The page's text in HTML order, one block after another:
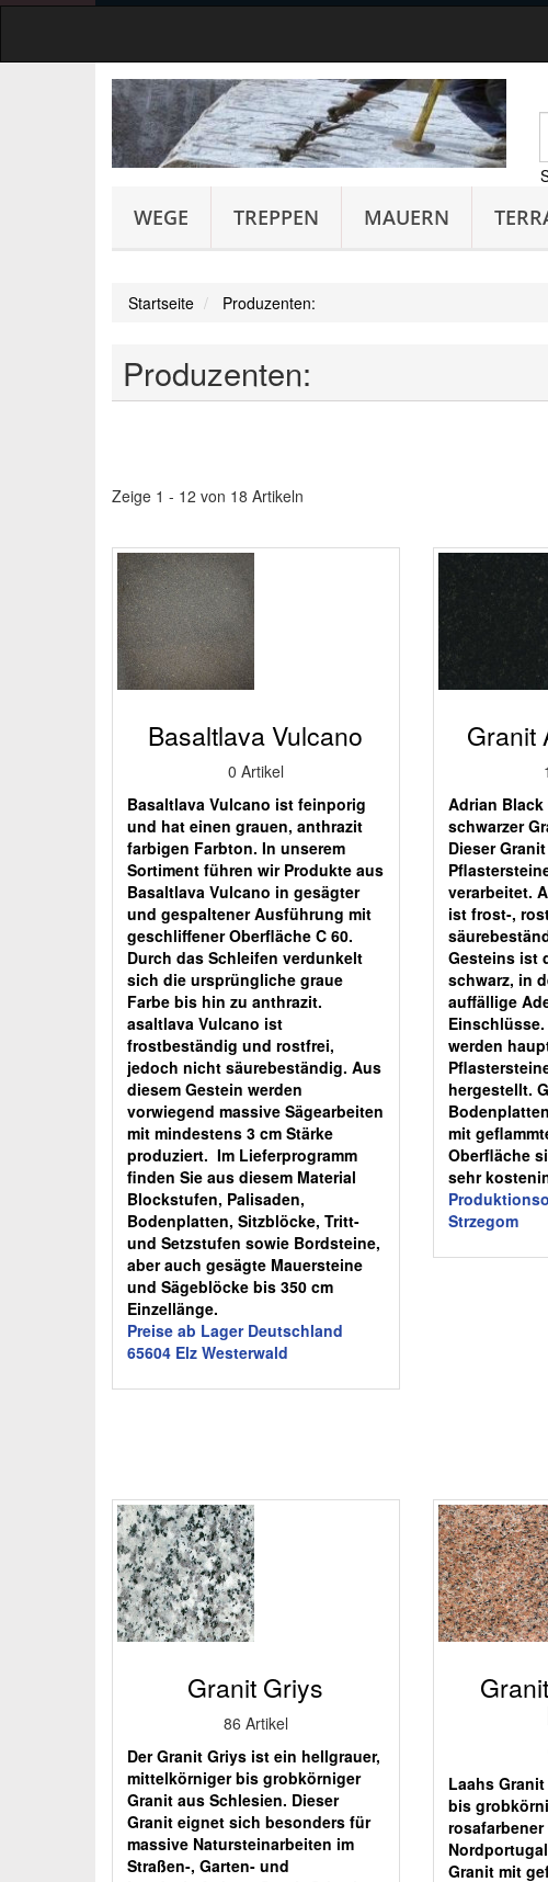
WEGE TREPPEN MAUERN
Startseite Produzenten:
Produzenten:
Zeige 1 - 12 von 18 Artikeln
Basaltlava Vulcano
0 Artikel
Basaltlava Vulcano ist feinporig
und hat einen grauen, anthrazit
farbigen Farbton. In unserem
Sortiment führen wir Produkte aus
Basaltlava Vulcano in gesägter
und gespaltener Ausführung mit
geschliffener Oberfläche C 60.
Durch das Schleifen verdunkelt
sich die ursprüngliche graue
Farbe bis hin zu anthrazit.
asaltlava Vulcano ist
frostbeständig und rostfrei,
jedoch nicht säurebeständig. Aus
diesem Gestein werden
vorwiegend massive Sägearbeiten
mit mindestens 3 cm Stärke
produziert. Im Lieferprogramm
finden Sie aus diesem Material
Blockstufen, Palisaden,
Bodenplatten, Sitzblöcke, Tritt-
und Setzstufen sowie Bordsteine,
aber auch gesägte Mauersteine
und Sägeblöcke bis 350 cm
Einzellänge.
Preise ab Lager Deutschland
65604 Elz Westerwald
Granit
Adrian
schwarzer
Dieser
verarbeitet.
ist frost-,
Gesteins ist
schwarz, in
auffällige
werden
hergestellt.
mit
Oberfläche
sehr
Strzegom
Granit Griys
86 Artikel
Der Granit Griys ist ein hellgrauer,
mittelkörniger bis grobkörniger
Granit aus Schlesien. Dieser
Granit eignet sich besonders für
massive Natursteinarbeiten im
Straßen-, Garten- und
Laahs
bis
Granit mit